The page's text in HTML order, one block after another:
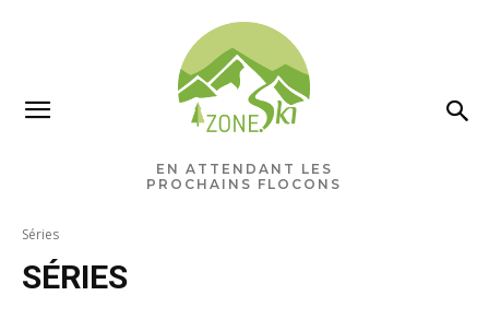
EN ATTENDANT LES
PROCHAINS FLOCONS
Séries
SÉRIES
Ne manquez rien pour votre
saison de ski!
de Zone.Ski, des rabais, des idées de destinations et
les alertes météo en exclusivité.